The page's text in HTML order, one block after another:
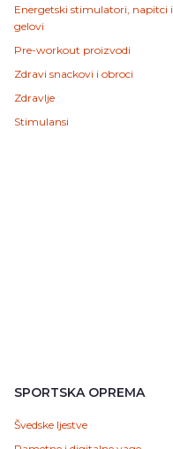
Energetski stimulatori, napitci i
gelovi
Pre-workout proizvodi
Zdravi snackovi i obroci
Zdravlje
Stimulansi
SPORTSKA OPREMA
Švedske ljestve